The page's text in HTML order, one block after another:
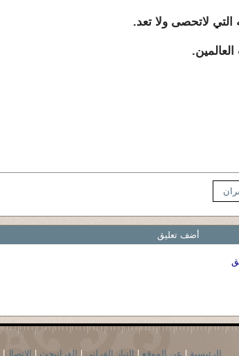
لاتحصى ولا تعد.
أضف تعليق
الرئيسية | عن الموقع | التيار القراني | القرانبحث | الاتصال|